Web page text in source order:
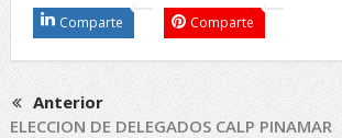
Comparte Comparte
Anterior
ELECCION DE DELEGADOS CALP PINAMAR